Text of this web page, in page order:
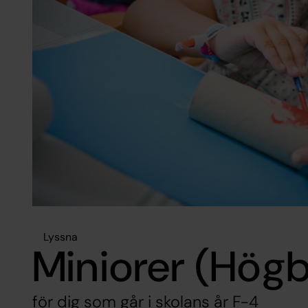
Lyssna
Miniorer
för dig som går i skolans år F-4